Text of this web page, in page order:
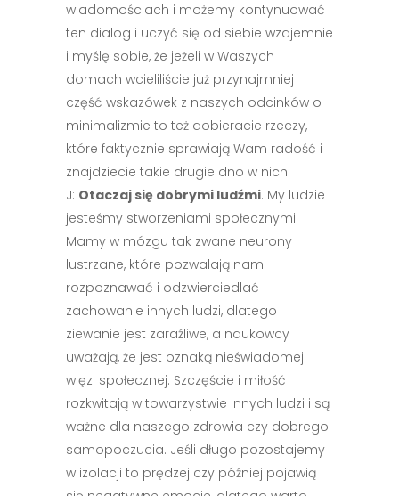
wiadomościach i możemy kontynuować
ten dialog i uczyć się od siebie wzajemnie
i myślę sobie, że jeżeli w Waszych
domach wcieliliście już przynajmniej
część wskazówek z naszych odcinków o
minimalizmie to też dobieracie rzeczy,
które faktycznie sprawiają Wam radość i
znajdziecie takie drugie dno w nich.
J: Otaczaj się dobrymi ludźmi. My ludzie
jesteśmy stworzeniami społecznymi.
Mamy w mózgu tak zwane neurony
lustrzane, które pozwalają nam
rozpoznawać i odzwierciedlać
zachowanie innych ludzi, dlatego
ziewanie jest zaraźliwe, a naukowcy
uważają, że jest oznaką nieświadomej
więzi społecznej. Szczęście i miłość
rozkwitają w towarzystwie innych ludzi i są
ważne dla naszego zdrowia czy dobrego
samopoczucia. Jeśli długo pozostajemy
w izolacji to prędzej czy później pojawią